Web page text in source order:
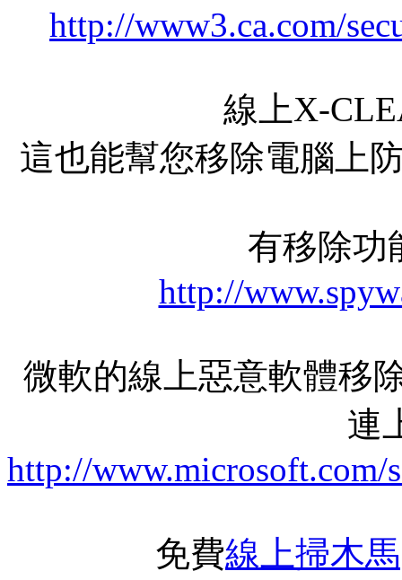
http://www3.ca.com/
線上X-
這也能幫您移除電腦上
有移除功
http://
微軟的線上惡意軟體移
連
http://www.microsoft.com/
免費線上掃木馬